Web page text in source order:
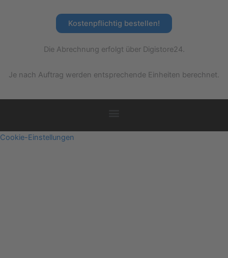
Kostenpflichtig bestellen!
Die Abrechnung erfolgt über Digistore24.
Je nach Auftrag werden entsprechende Einheiten berechnet.
Cookie-Einstellungen